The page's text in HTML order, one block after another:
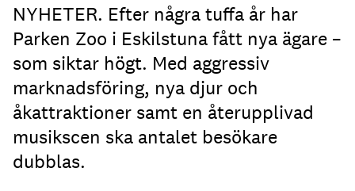
NYHETER. Efter några tuffa år har
Parken Zoo i Eskilstuna fått nya ägare –
som siktar högt. Med aggressiv
marknadsföring, nya djur och
åkattraktioner samt en återupplivad
musikscen ska antalet besökare
dubblas.